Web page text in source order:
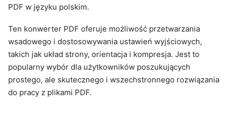
PDF w języku polskim.
Ten konwerter PDF oferuje możliwość przetwarzania
wsadowego i dostosowywania ustawień wyjściowych,
takich jak układ strony, orientacja i kompresja. Jest to
popularny wybór dla użytkowników poszukujących
prostego, ale skutecznego i wszechstronnego rozwiązania
do pracy z plikami PDF.